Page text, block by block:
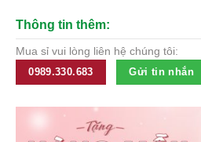
Thông tin thêm:
Mua sỉ vui lòng liên hệ chúng tôi:
0989.330.683
Gửi tin nhắn